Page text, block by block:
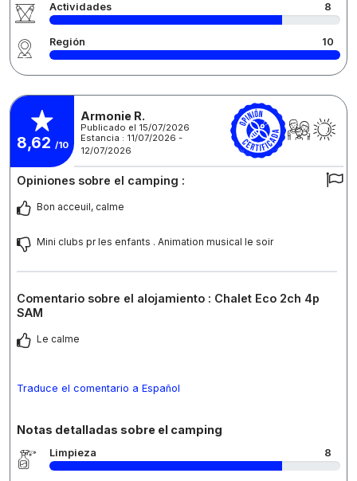
Actividades 8
Región 10
8,62 /10
Armonie R.
Publicado el 15/07/2026
Estancia : 11/07/2026 -
12/07/2026
Opiniones sobre el camping :
Bon acceuil, calme
Mini clubs pr les enfants . Animation musical le soir
Comentario sobre el alojamiento : Chalet Eco 2ch 4p
SAM
Le calme
Traduce el comentario a Español
Notas detalladas sobre el camping
Limpieza 8